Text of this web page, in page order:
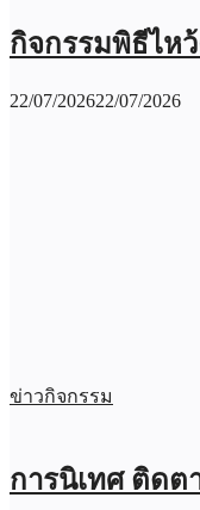
กิจกรรมพิธีไห
22/07/202622/07/2026
ข่าวกิจกรรม
การนิเทศ ติดต